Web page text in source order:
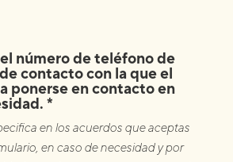
número de teléfono de
contacto con la que el
ponerse en contacto en
*
en los acuerdos que aceptas
en caso de necesidad y por